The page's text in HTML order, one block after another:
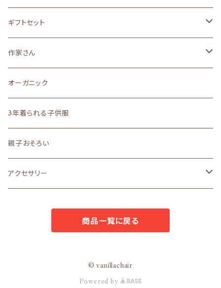
made in JAPAN
オーガニック
made in JAPAN
size90
オーガニック
オーガニック
madeinJAPAN
ロングセラー
made in JAPAN
size130(6～7歳くらいサイズ)
黒ねこ・白ねこシリーズ
らくがきシリーズ
文房具
まえをけいこ。イラスト
その他雑貨
ギフト
まえをけいこ。イラスト
オーダーメイド
うちの子シリーズ
ロングセラー
ギフトセット
サイズ８０(１歳)
ロングセラー
サイズ５０～７０
ラッピング
ラッピングボックス
ラッピングL
作家さん
作家さん雑貨
バッグ
アクセサリー
作家さんアクセサリー
作家さんバッグ
原優子さん
オーガニック
3年着られる子供服
親子おそろい
アクセサリー
商品一覧に戻る
© vanillachair
Powered by